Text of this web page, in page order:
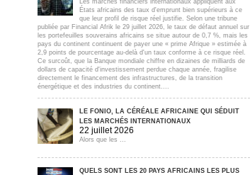
Les marchés financiers internationaux appliquent aux
États africains des taux d'emprunt bien supérieurs à ce
que leur profil de risque réel justifie. Selon une tribune
publiée par Financial Afrik le 29 juillet 2026, le taux de défaut annuel sur
les portefeuilles souverains africains se situe autour de 0,7 %, mais les
pays du continent continuent de payer une « prime Afrique » estimée à
2,9 points de pourcentage au-delà d'un taux conforme à ce risque réel.
Ce surcoût, que la Banque mondiale chiffre en dizaines de milliards de
dollars de capacité d'investissement perdue chaque année, fragilise
directement le financement des infrastructures, de la transition
énergétique et des industries du continent....
LE FONIO, LA CÉRÉALE AFRICAINE QUI SÉDUIT
LES MARCHÉS INTERNATIONAUX
22 juillet 2026
Alors que les ...
QUELS SONT LES 20 PAYS AFRICAINS LES PLUS